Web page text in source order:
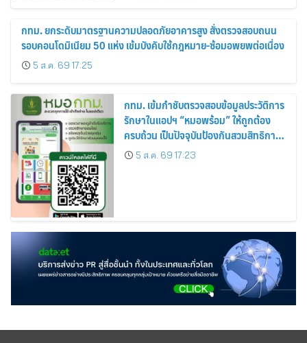
กทม. ยกระดับมาตรฐานความปลอดภัยอาคารสูง สั่งตรวจสอบถนน
รอบคอนโดมิเนียม 50 แห่ง เข้มบังคับใช้กฎหมาย-ซ้อมอพยพต่อเนื่อง
5 ส.ค. 69 17:25
กทม. เข้มกำชับตรวจสอบข้อมูลประวัติการ
รักษาในแอปฯ “หมอพร้อม” ให้ถูกต้อง
ครบถ้วน เป็นปัจจุบันป้องกันสวมสิทธิการ
รักษา5 ส.ค. 69 17:23